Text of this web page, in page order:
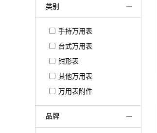
类别
手持万用表
台式万用表
钳形表
其他万用表
万用表附件
品牌